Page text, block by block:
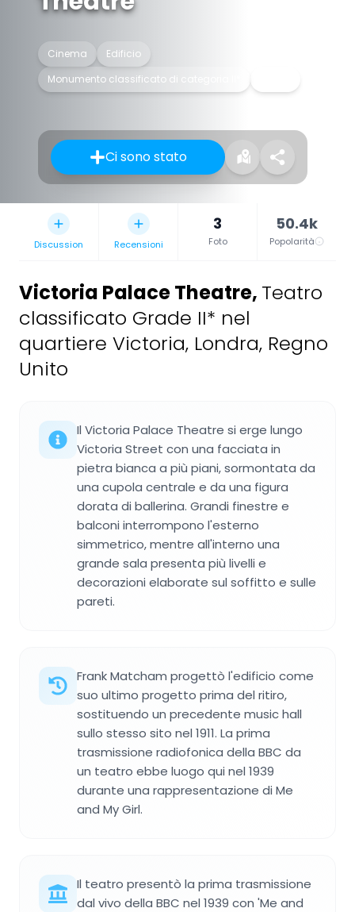
Cinema
Edificio
Monumento classificato di categoria II*
Ci sono stato
Discussion Recensioni
3
Foto
50.4k
Popolarità
Victoria Palace Theatre, Teatro
classificato Grade II* nel
quartiere Victoria, Londra, Regno
Unito
Il Victoria Palace Theatre si erge lungo
Victoria Street con una facciata in
pietra bianca a più piani, sormontata da
una cupola centrale e da una figura
dorata di ballerina. Grandi finestre e
balconi interrompono l'esterno
simmetrico, mentre all'interno una
grande sala presenta più livelli e
decorazioni elaborate sul soffitto e sulle
pareti.
Frank Matcham progettò l'edificio come
suo ultimo progetto prima del ritiro,
sostituendo un precedente music hall
sullo stesso sito nel 1911. La prima
trasmissione radiofonica della BBC da
un teatro ebbe luogo qui nel 1939
durante una rappresentazione di Me
and My Girl.
Il teatro presentò la prima trasmissione
dal vivo della BBC nel 1939 con 'Me and